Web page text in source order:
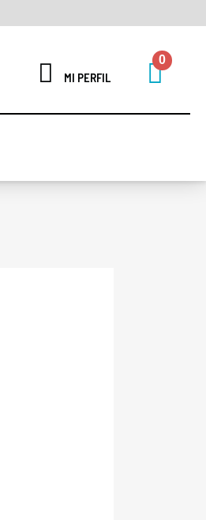
MI PERFIL